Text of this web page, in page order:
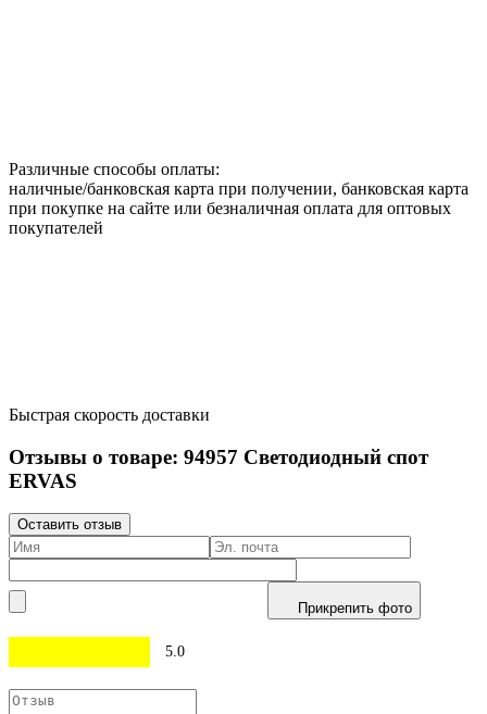
Различные способы оплаты:
наличные/банковская карта при получении, банковская карта
при покупке на сайте или безналичная оплата для оптовых
покупателей
Быстрая скорость доставки
Отзывы о товаре: 94957 Светодиодный спот
ERVAS
Оставить отзыв
Прикрепить фото
5.0